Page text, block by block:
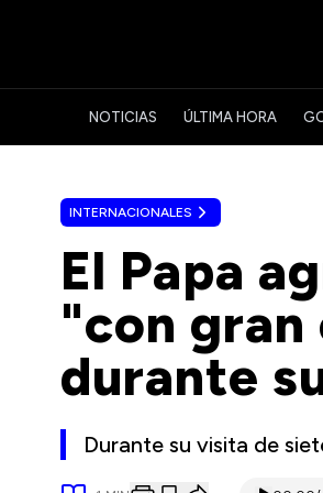
NOTICIAS ÚLTIMA HORA
INTERNACIONALES
El Papa
"con
durante
Durante su visita de